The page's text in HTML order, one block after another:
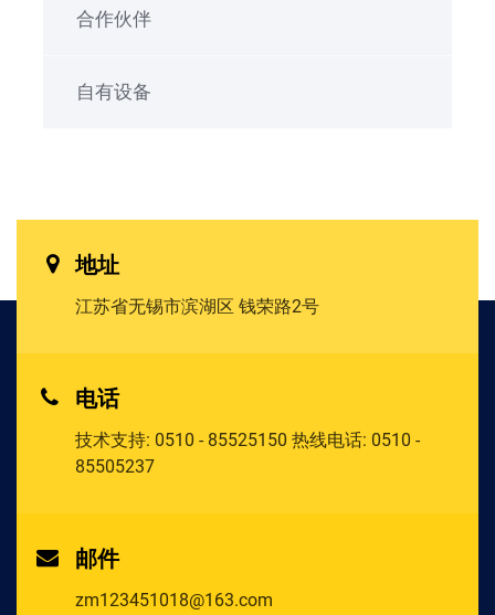
合作伙伴
自有设备
地址
江苏省无锡市滨湖区 钱荣路2号
电话
技术支持: 0510 - 85525150 热线电话: 0510 -
85505237
邮件
zm123451018@163.com